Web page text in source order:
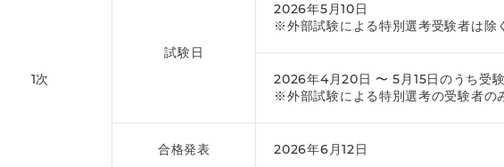
1次
試験日
2026年5月10日
※外部試験による特別選考受験者は除
2026年4月20日 〜 5月15日のうち受
※外部試験による特別選考の受験者の
合格発表 2026年6月12日